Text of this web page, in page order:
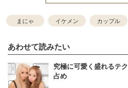
まにゃ イケメン カップル
あわせて読みたい
究極に可愛く盛れるテ
占め